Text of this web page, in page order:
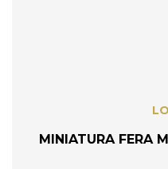
MINIATURA FERA